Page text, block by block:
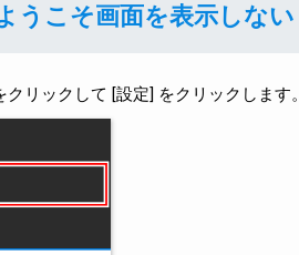
うこそ画面を表示しない
リックして [設定] をクリックします。